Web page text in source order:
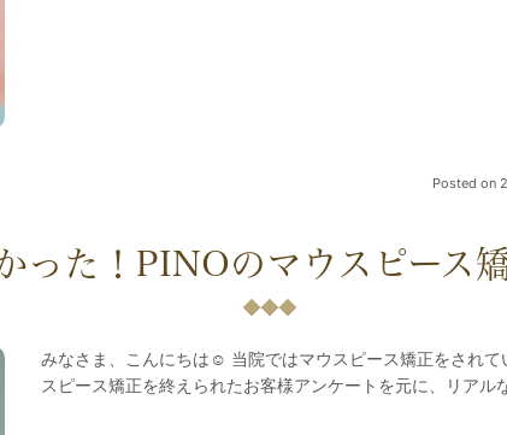
Posted on
った！PINOのマウスピース
みなさま、こんにちは☺ 当院ではマウスピース矯正をされ
スピース矯正を終えられたお客様アンケートを元に、リア